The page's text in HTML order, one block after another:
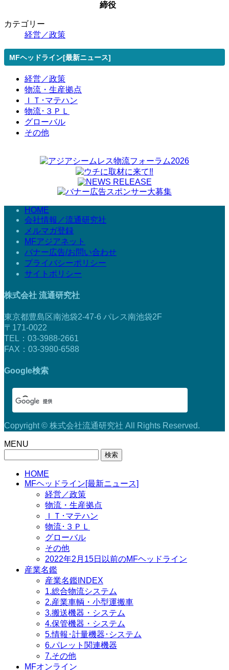
締役
カテゴリー
経営／政策
MFヘッドライン[最新ニュース]
経営／政策
物流・生産拠点
ＩＴ･マテハン
物流･３ＰＬ
グローバル
その他
HOME
会社情報／流通研究社
メルマガ登録
MFアジアネット
バナー広告/お問い合わせ
プライバシーポリシー
サイトポリシー
株式会社 流通研究社
東京都豊島区南池袋2-47-6 パレス南池袋2F
〒171-0022
TEL：03-3988-2661
FAX：03-3980-6588
Google検索
Copyright © 株式会社流通研究社 All Rights Reserved.
MENU
HOME
MFヘッドライン[最新ニュース]
経営／政策
物流・生産拠点
ＩＴ･マテハン
物流･３ＰＬ
グローバル
その他
2022年2月15日以前のMFヘッドライン
産業名鑑
産業名鑑INDEX
1.総合物流システム
2.産業車輌・小型運搬車
3.搬送機器・システム
4.保管機器・システム
5.情報･計量機器･システム
6.パレット関連機器
7.その他
MFオンライン